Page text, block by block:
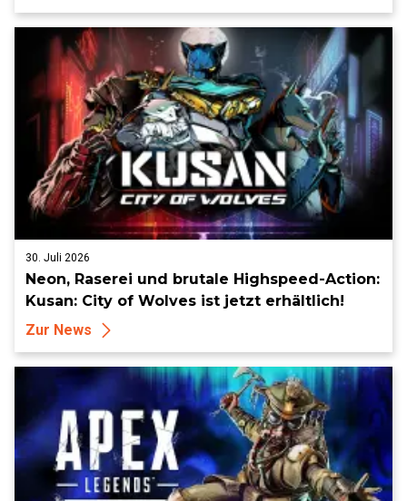
30. Juli 2026
Neon, Raserei und brutale Highspeed-Action:
Kusan: City of Wolves ist jetzt erhältlich!
Zur News